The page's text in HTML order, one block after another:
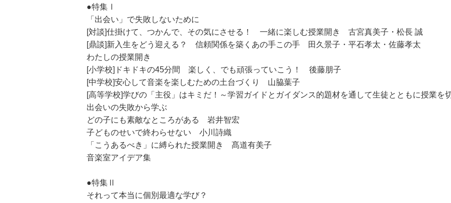
●特集Ⅰ
「出会い」で失敗しないために
[対談]仕掛けて、つかんで、その気にさせる！ 一緒に楽しむ授業開き 古宮真美子・松長 誠
[鼎談]新入生をどう迎える？ 信頼関係を築くあの手この手 田久景子・平石孝太・佐藤孝太
わたしの授業開き
[小学校]ドキドキの45分間 楽しく、でも頑張っていこう！ 後藤朋子
[中学校]安心して音楽を楽しむための土台づくり 山脇葉子
[高等学校]学びの「主役」はキミだ！～学習ガイドとガイダンス的題材を通して生徒とともに授業
出会いの失敗から学ぶ
どの子にも素敵なところがある 岩井智宏
子どものせいで終わらせない 小川詩織
「こうあるべき」に縛られた授業開き 髙道有美子
音楽室アイデア集
●特集Ⅱ
それって本当に個別最適な学び？